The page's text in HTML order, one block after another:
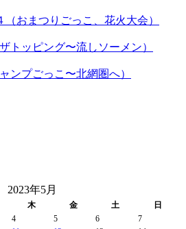
（おまつりごっこ、花火大会）
トッピング〜流しソーメン）
ンプごっこ〜北網圏へ）
2023年5月
木 金 土
日
4 5 6
7